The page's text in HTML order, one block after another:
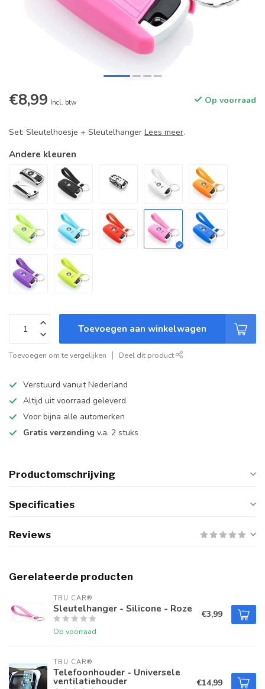
€8,99 Incl. btw Op voorraad
Set: Sleutelhoesje + Sleutelhanger Lees meer.
Andere kleuren
Toevoegen aan winkelwagen
Toevoegen om te vergelijken Deel dit product
Verstuurd vanuit Nederland
Altijd uit voorraad geleverd
Voor bijna alle automerken
Gratis verzending v.a. 2 stuks
Productomschrijving
Specificaties
Reviews
Gerelateerde producten
TBU CAR®
Sleutelhanger - Silicone - Roze
Op voorraad
€3,99
TBU CAR®
Telefoonhouder - Universele
ventilatiehouder €14,99